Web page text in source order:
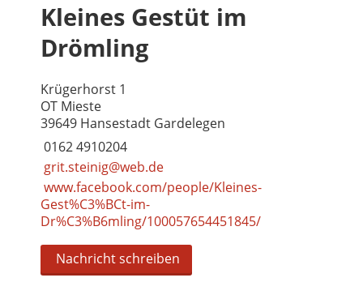
Kleines Gestüt im
Drömling
Krügerhorst 1
OT Mieste
39649 Hansestadt Gardelegen
0162 4910204
grit.steinig@web.de
www.facebook.com/people/Kleines-
Gest%C3%BCt-im-
Dr%C3%B6mling/100057654451845/
Nachricht schreiben